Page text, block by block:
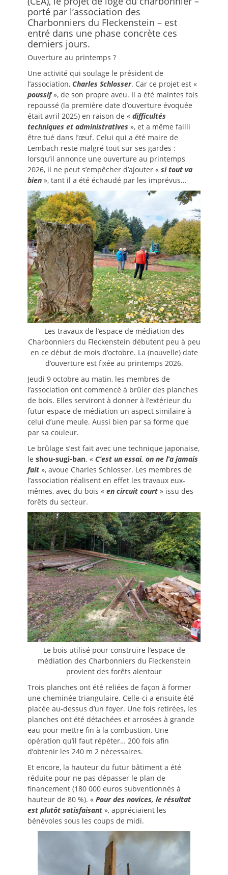
porté par l’association des
Charbonniers du Fleckenstein – est
entré dans une phase concrète ces
derniers jours.
Ouverture au printemps ?
Une activité qui soulage le président de
l’association, Charles Schlosser. Car ce projet est «
poussif », de son propre aveu. Il a été maintes fois
repoussé (la première date d’ouverture évoquée
était avril 2025) en raison de « difficultés
techniques et administratives », et a même failli
être tué dans l’œuf. Celui qui a été maire de
Lembach reste malgré tout sur ses gardes :
lorsqu’il annonce une ouverture au printemps
2026, il ne peut s’empêcher d’ajouter « si tout va
bien », tant il a été échaudé par les imprévus…
Les travaux de l’espace de médiation des
Charbonniers du Fleckenstein débutent peu à peu
en ce début de mois d’octobre. La (nouvelle) date
d’ouverture est fixée au printemps 2026.
Jeudi 9 octobre au matin, les membres de
l’association ont commencé à brûler des planches
de bois. Elles serviront à donner à l’extérieur du
futur espace de médiation un aspect similaire à
celui d’une meule. Aussi bien par sa forme que
par sa couleur.
Le brûlage s’est fait avec une technique japonaise,
le shou-sugi-ban. « C’est un essai, on ne l’a jamais
fait », avoue Charles Schlosser. Les membres de
l’association réalisent en effet les travaux eux-
mêmes, avec du bois « en circuit court » issu des
forêts du secteur.
Le bois utilisé pour construire l’espace de
médiation des Charbonniers du Fleckenstein
provient des forêts alentour
Trois planches ont été reliées de façon à former
une cheminée triangulaire. Celle-ci a ensuite été
placée au-dessus d’un foyer. Une fois retirées, les
planches ont été détachées et arrosées à grande
eau pour mettre fin à la combustion. Une
opération qu’il faut répéter… 200 fois afin
d’obtenir les 240 m 2 nécessaires.
Et encore, la hauteur du futur bâtiment a été
réduite pour ne pas dépasser le plan de
financement (180 000 euros subventionnés à
hauteur de 80 %). « Pour des novices, le résultat
est plutôt satisfaisant », appréciaient les
bénévoles sous les coups de midi.